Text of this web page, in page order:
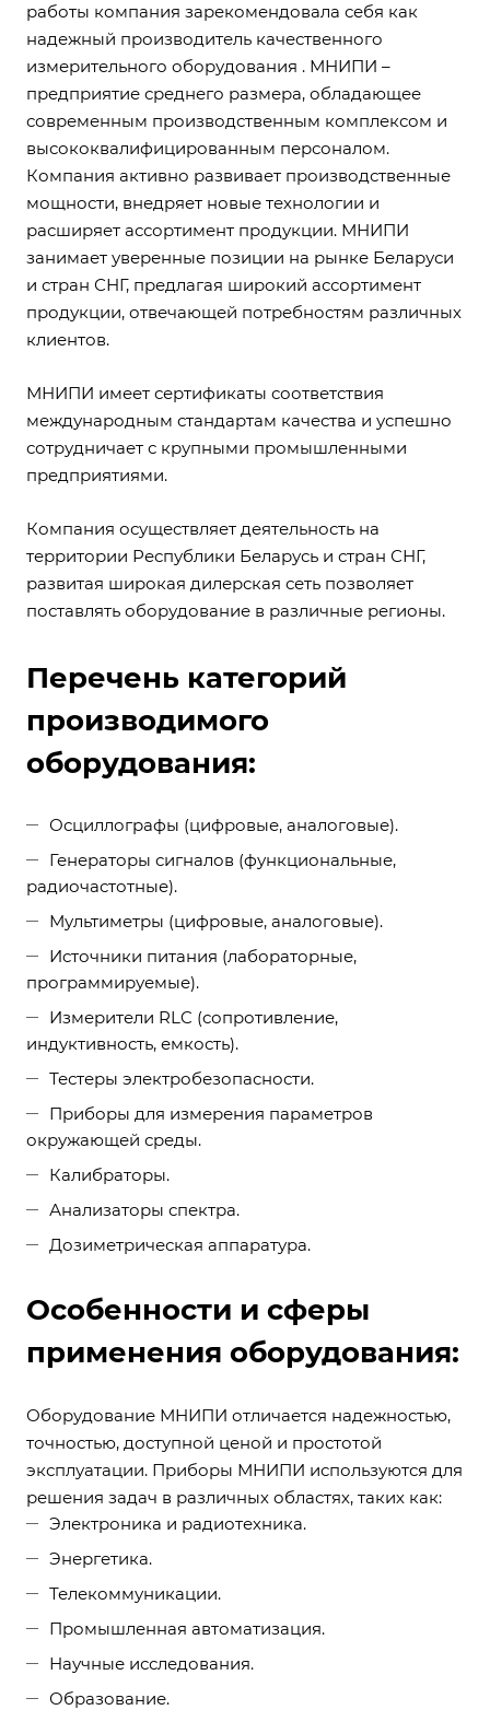
работы компания зарекомендовала себя как
надежный производитель качественного
измерительного оборудования . МНИПИ –
предприятие среднего размера, обладающее
современным производственным комплексом и
высококвалифицированным персоналом.
Компания активно развивает производственные
мощности, внедряет новые технологии и
расширяет ассортимент продукции. МНИПИ
занимает уверенные позиции на рынке Беларуси
и стран СНГ, предлагая широкий ассортимент
продукции, отвечающей потребностям различных
клиентов.
МНИПИ имеет сертификаты соответствия
международным стандартам качества и успешно
сотрудничает с крупными промышленными
предприятиями.
Компания осуществляет деятельность на
территории Республики Беларусь и стран СНГ,
развитая широкая дилерская сеть позволяет
поставлять оборудование в различные регионы.
Перечень категорий
производимого
оборудования:
Осциллографы (цифровые, аналоговые).
Генераторы сигналов (функциональные,
радиочастотные).
Мультиметры (цифровые, аналоговые).
Источники питания (лабораторные,
программируемые).
Измерители RLC (сопротивление,
индуктивность, емкость).
Тестеры электробезопасности.
Приборы для измерения параметров
окружающей среды.
Калибраторы.
Анализаторы спектра.
Дозиметрическая аппаратура.
Особенности и сферы
применения оборудования:
Оборудование МНИПИ отличается надежностью,
точностью, доступной ценой и простотой
эксплуатации. Приборы МНИПИ используются для
решения задач в различных областях, таких как:
Электроника и радиотехника.
Энергетика.
Телекоммуникации.
Промышленная автоматизация.
Научные исследования.
Образование.